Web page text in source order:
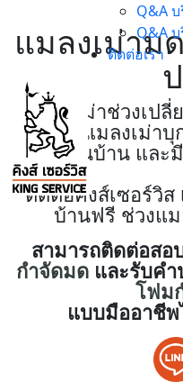
Q&A
Q&A
ติดต่อเรา
แมลงเม่าม
แมลงเม่าช่วงเป
หากพบแมลงเม่า
อยู่บริเวณบ้าน แล
ติดต่อคิงส์เซอร์วิส
บ้านฟรี ช่วงแม
สามารถติดต่อสอ
กำจัดมดและรับคำ
โฟม
แบบมืออาชีพ